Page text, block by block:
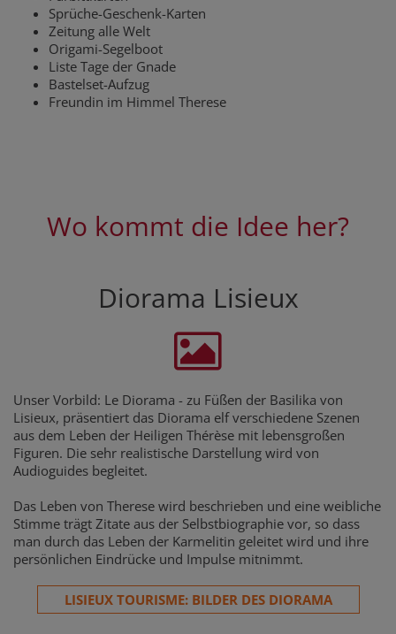
Sprüche-Geschenk-Karten
Zeitung alle Welt
Origami-Segelboot
Liste Tage der Gnade
Bastelset-Aufzug
Freundin im Himmel Therese
Wo kommt die Idee her?
Diorama Lisieux
Unser Vorbild: Le Diorama - zu Füßen der Basilika von
Lisieux, präsentiert das Diorama elf verschiedene Szenen
aus dem Leben der Heiligen Thérèse mit lebensgroßen
Figuren. Die sehr realistische Darstellung wird von
Audioguides begleitet.
Das Leben von Therese wird beschrieben und eine weibliche
Stimme trägt Zitate aus der Selbstbiographie vor, so dass
man durch das Leben der Karmelitin geleitet wird und ihre
persönlichen Eindrücke und Impulse mitnimmt.
LISIEUX TOURISME: BILDER DES DIORAMA